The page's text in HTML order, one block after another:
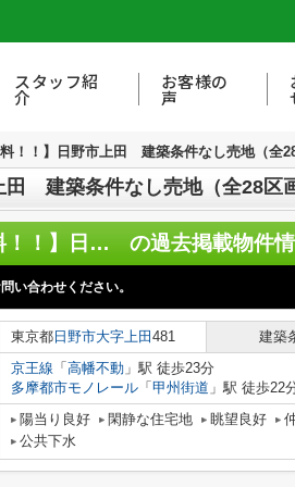
スタッフ紹
介
お客様の
声
料！！】日野市上田 建築条件なし売地（全
田 建築条件なし売地（全28
【仲介手数料無料！！】日野市上田 建築条件なし売地（全28区画）1-I区画 2990万円 の過去掲載物件
い合わせください。
東京都 日野市大字上田 481 建築
京王線 「 高幡不動 」駅 徒歩23分
多摩都市モノレール 「 甲州街道 」駅 徒歩22
陽当り良好 閑静な住宅地 眺望良好
公共下水